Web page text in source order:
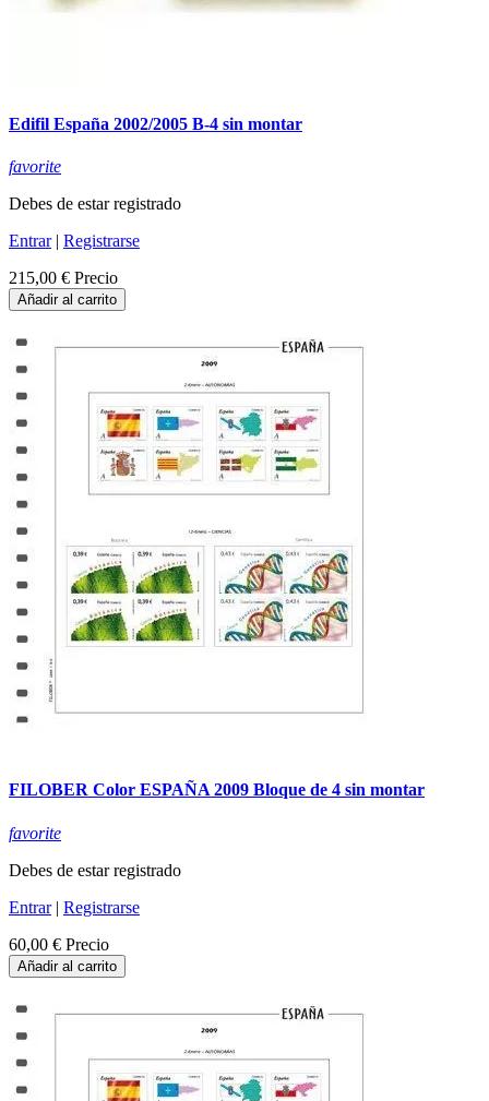
Edifil España 2002/2005 B-4 sin montar
favorite
Debes de estar registrado
Entrar| Registrarse
215,00 € Precio
Añadir al carrito
FILOBER Color ESPAÑA 2009 Bloque de 4 sin montar
favorite
Debes de estar registrado
Entrar| Registrarse
60,00 € Precio
Añadir al carrito